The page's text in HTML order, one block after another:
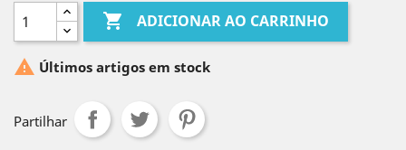
 ADICIONAR AO CARRINHO
 Últimos artigos em stock
Partilhar